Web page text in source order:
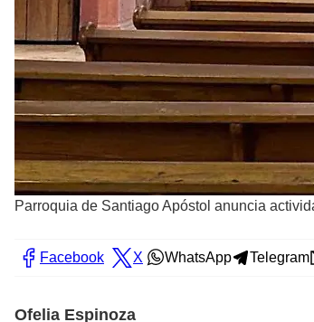
Parroquia de Santiago Apóstol anuncia
Facebook X WhatsApp Telegram
Ofelia Espinoza